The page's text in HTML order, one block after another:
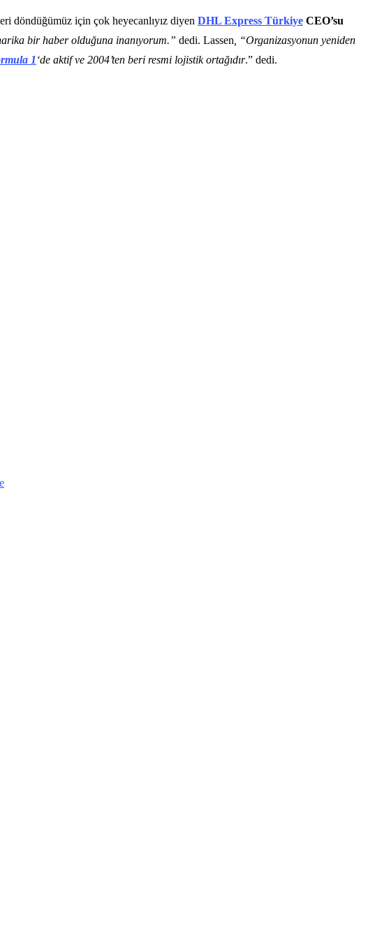
döndüğümüz için çok heyecanlıyız diyen DHL Express Türkiye CEO’su
bir haber olduğuna inanıyorum.” dedi. Lassen , “Organizasyonun yeniden
1‘de aktif ve 2004’ten beri resmi lojistik ortağıdır.” dedi.